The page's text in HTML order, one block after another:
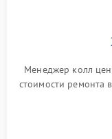
Менеджер колл
стоимости ремонта